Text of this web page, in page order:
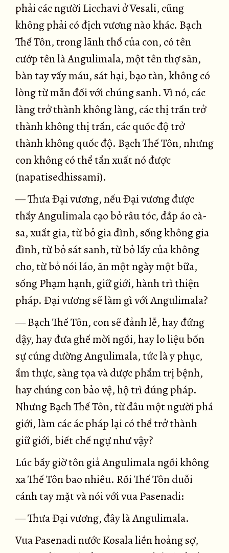
phải các người Licchavi ở Vesali, cũng
không phải có địch vương nào khác. Bạch
Thế Tôn, trong lãnh thổ của con, có tên
cướp tên là Angulimala, một tên thợ săn,
bàn tay vấy máu, sát hại, bạo tàn, không có
lòng từ mẫn đối với chúng sanh. Vì nó, các
làng trở thành không làng, các thị trấn trở
thành không thị trấn, các quốc độ trở
thành không quốc độ. Bạch Thế Tôn, nhưng
con không có thể tẩn xuất nó được
(napatisedhissami).
— Thưa Ðại vương, nếu Ðại vương được
thấy Angulimala cạo bỏ râu tóc, đắp áo cà-
sa, xuất gia, từ bỏ gia đình, sống không gia
đình, từ bỏ sát sanh, từ bỏ lấy của không
cho, từ bỏ nói láo, ăn một ngày một bữa,
sống Phạm hạnh, giữ giới, hành trì thiện
pháp. Ðại vương sẽ làm gì với Angulimala?
— Bạch Thế Tôn, con sẽ đảnh lễ, hay đứng
dậy, hay đưa ghế mời ngồi, hay lo liệu bốn
sự cúng dường Angulimala, tức là y phục,
ẩm thực, sàng tọa và dược phẩm trị bệnh,
hay chúng con bảo vệ, hộ trì đúng pháp.
Nhưng Bạch Thế Tôn, từ đâu một người phá
giới, làm các ác pháp lại có thể trở thành
giữ giới, biết chế ngự như vậy?
Lúc bấy giờ tôn giả Angulimala ngồi không
xa Thế Tôn bao nhiêu. Rồi Thế Tôn duỗi
cánh tay mặt và nói với vua Pasenadi:
— Thưa Ðại vương, đây là Angulimala.
Vua Pasenadi nước Kosala liền hoảng sợ,